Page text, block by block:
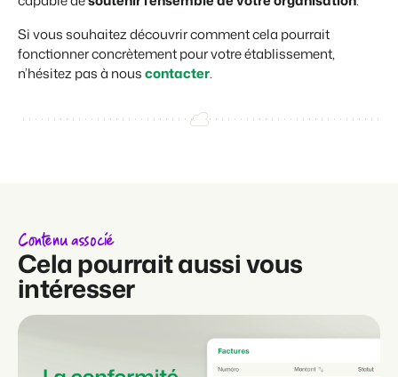
Si vous souhaitez découvrir comment cela pourrait
fonctionner concrètement pour votre établissement,
n’hésitez pas à nouscontacter.
Contenu associé
Cela pourrait aussi vous
intéresser